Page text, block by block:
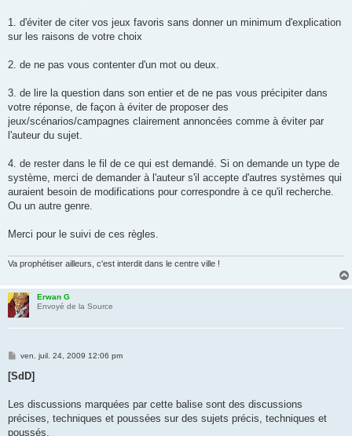
1. d'éviter de citer vos jeux favoris sans donner un minimum d'explication
sur les raisons de votre choix
2. de ne pas vous contenter d'un mot ou deux.
3. de lire la question dans son entier et de ne pas vous précipiter dans
votre réponse, de façon à éviter de proposer des
jeux/scénarios/campagnes clairement annoncées comme à éviter par
l'auteur du sujet.
4. de rester dans le fil de ce qui est demandé. Si on demande un type de
système, merci de demander à l'auteur s'il accepte d'autres systèmes qui
auraient besoin de modifications pour correspondre à ce qu'il recherche.
Ou un autre genre.
Merci pour le suivi de ces règles.
Va prophétiser ailleurs, c'est interdit dans le centre ville !
Erwan G
Envoyé de la Source
M
s
g
ven. juil. 24, 2009 12:06 pm
[SdD]
Les discussions marquées par cette balise sont des discussions
précises, techniques et poussées sur des sujets précis, techniques et
poussés.